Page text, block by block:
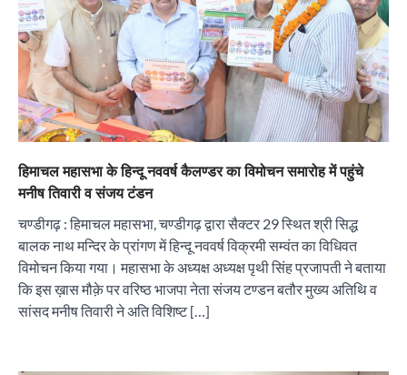
हिमाचल महासभा के हिन्दू नववर्ष कैलण्डर का विमोचन समारोह में पहुंचे
मनीष तिवारी व संजय टंडन
चण्डीगढ़ : हिमाचल महासभा, चण्डीगढ़ द्वारा सैक्टर 29 स्थित श्री सिद्ध
बालक नाथ मन्दिर के प्रांगण में हिन्दू नववर्ष विक्रमी सम्वंत का विधिवत
विमोचन किया गया। महासभा के अध्यक्ष अध्यक्ष पृथी सिंह प्रजापती ने बताया
कि इस ख़ास मौक़े पर वरिष्ठ भाजपा नेता संजय टण्डन बतौर मुख्य अतिथि व
सांसद मनीष तिवारी ने अति विशिष्ट […]